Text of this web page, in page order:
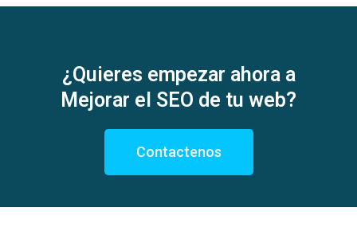
¿Quieres empezar ahora a
Mejorar el SEO de tu web?
Contactenos